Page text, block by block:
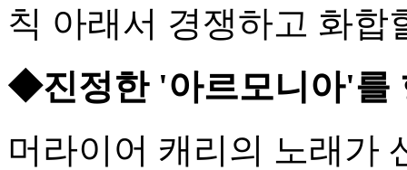
칙 아래서 경쟁하고 화합
◆진정한 '아르모니아'를
머라이어 캐리의 노래가